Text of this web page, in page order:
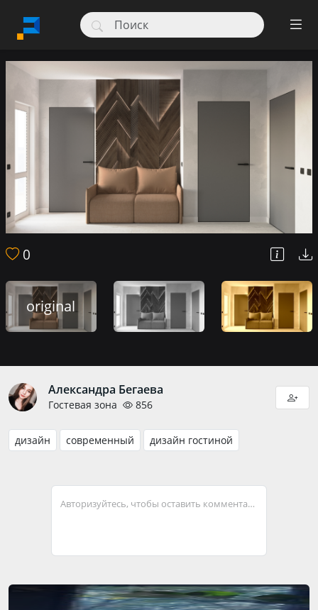
0
original
Александра Бегаева
Гостевая зона 856
дизайн современный дизайн гостиной
Авторизуйтесь, чтобы оставить комментарий